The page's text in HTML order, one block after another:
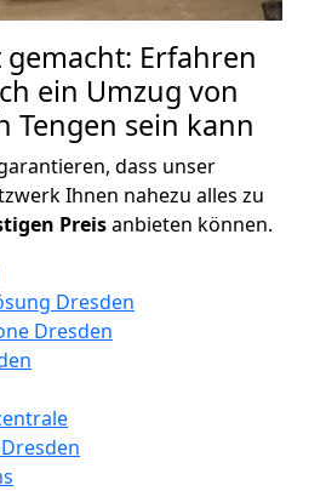
Erfahren
ein Umzug von
Tengen sein kann
dass unser
Ihnen nahezu alles zu
Preisanbieten können.
Dresden
Dresden